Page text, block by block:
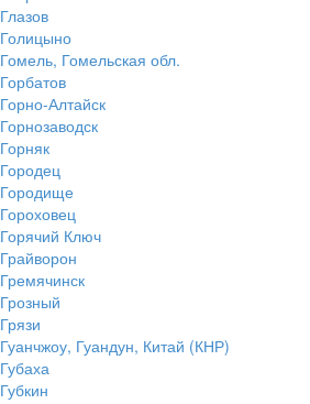
Глазов
Голицыно
Гомель, Гомельская обл.
Горбатов
Горно-Алтайск
Горнозаводск
Горняк
Городец
Городище
Гороховец
Горячий Ключ
Грайворон
Гремячинск
Грозный
Грязи
Гуанчжоу, Гуандун, Китай (КНР)
Губаха
Губкин